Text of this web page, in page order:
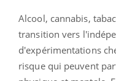
Alcool, cannabis,
transition vers
d'expérimentations
risque qui peuvent